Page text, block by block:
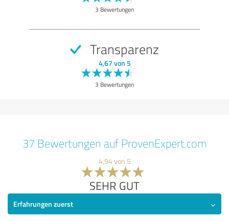
3 Bewertungen
Transparenz
4,67 von 5
3 Bewertungen
37 Bewertungen auf ProvenExpert.com
4,94 von 5
SEHR GUT
Erfahrungen zuerst